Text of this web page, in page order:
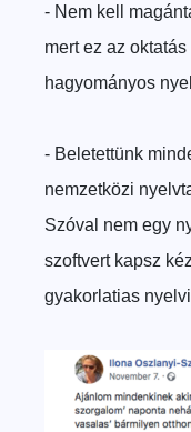
- Nem kell
mert ez az
hagyományos
- Beletettünk
nemzetközi
Szóval nem egy
szoftvert kapsz
gyakorlatias